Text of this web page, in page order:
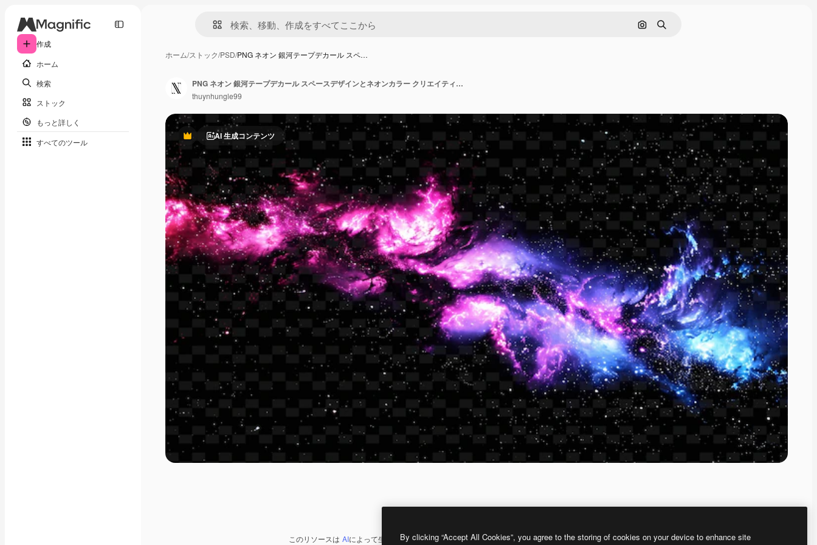
作成
ホーム
検索
ストック
もっと詳しく
すべてのツール
画像で検索
検索
ホーム/ストック/PSD/PNG ネオン 銀河テープデカール スペ…
PremiumAI 生成コンテンツ
このリソースは AIによって生成されたものです。 AI画像生成ツールを使うと、あなた独自の画像を作成できます。
PNG ネオン 銀河テープデカール スペースデザインとネオンカラー クリエイティブ ネオン Y2K 形状装飾
thuynhungle99
By clicking “Accept All Cookies”, you agree to the storing of cookies on your device to enhance site